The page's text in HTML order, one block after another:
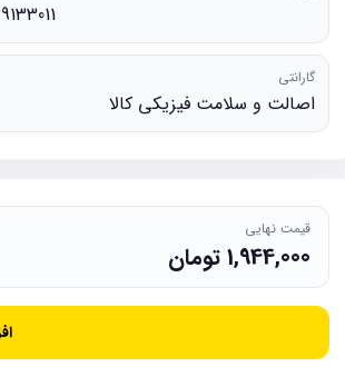
گارانتی
اصالت و سلامت فیزیکی کالا
قیمت نهایی
1,944,000تومان